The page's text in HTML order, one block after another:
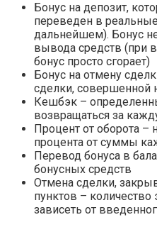
Бонус на депозит,
переведен в
дальнейшем). Бонус
вывода средств (при
бонус просто сгорает)
Бонус на отмену
сделки, совершенной
Кешбэк –
возвращаться за
Процент от оборота –
процента от суммы
Перевод бонуса в
бонусных средств
Отмена сделки,
пунктов – количество
зависеть от